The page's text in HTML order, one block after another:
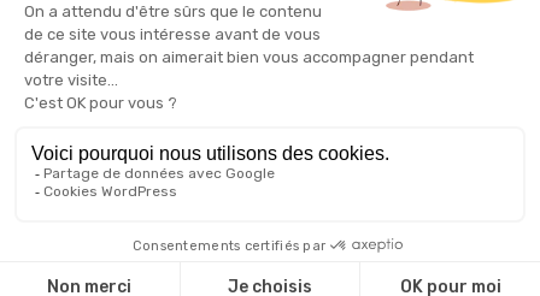
Goodies RSE
Vous souhaitez communiquer en accord avec vos valeurs ? Ca
tombe bien ! Un grand nombre de produits présents sur Good Act
permet de trouver un goodies parfait pour votre campagne de
communication. Des produits fabriqués avec amour dans de